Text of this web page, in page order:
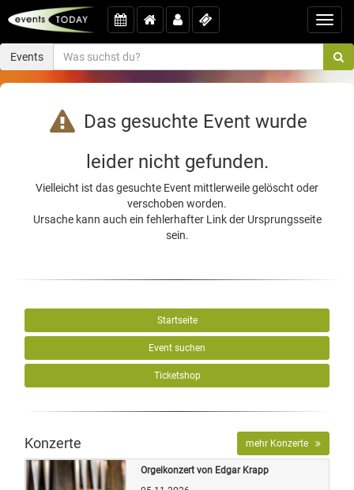
Events
Das gesuchte Event wurde
leider nicht gefunden.
Vielleicht ist das gesuchte Event mittlerweile gelöscht oder
verschoben worden.
Ursache kann auch ein fehlerhafter Link der Ursprungsseite
sein.
Startseite
Event suchen
Ticketshop
Konzerte mehr Konzerte
Orgelkonzert von Edgar Krapp